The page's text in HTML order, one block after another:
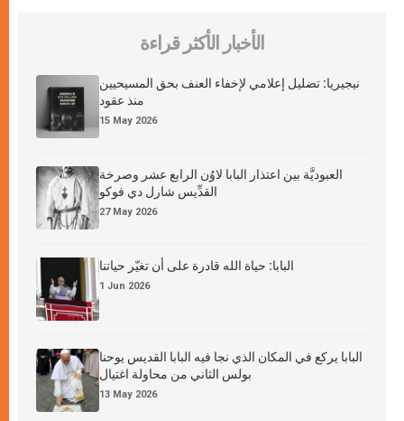
الأخبار الأكثر قراءة
نيجيريا: تضليل إعلامي لإخفاء العنف بحق المسيحيين
منذ عقود
15 May 2026
العبوديَّة بين اعتذار البابا لاوُن الرابع عشر وصرخة
القدِّيس شارل دي فوكو
27 May 2026
البابا: حياة الله قادرة على أن تغيّر حياتنا
1 Jun 2026
البابا يركع في المكان الذي نجا فيه البابا القديس يوحنا
بولس الثاني من محاولة اغتيال
13 May 2026